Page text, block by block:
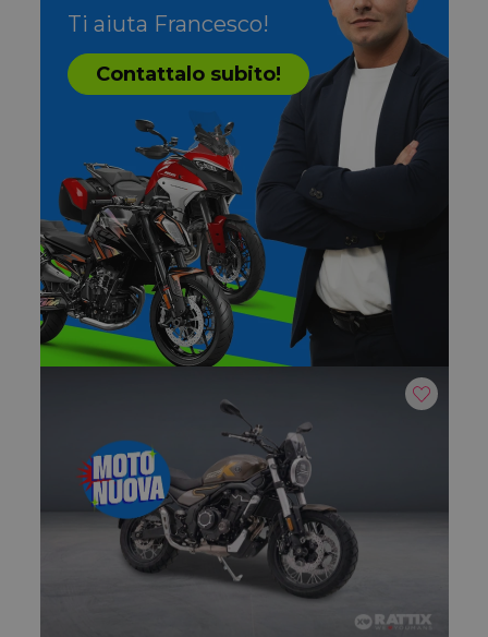
Ti aiuta Francesco!
Contattalo subito!